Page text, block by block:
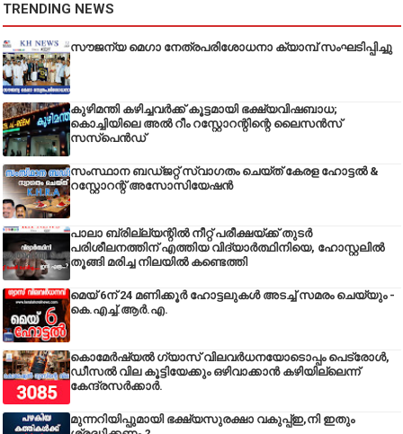
TRENDING NEWS
സൗജന്യ മെഗാ നേത്രപരിശോധനാ ക്യാമ്പ് സംഘടിപ്പിച്ചു
കുഴിമന്തി കഴിച്ചവർക്ക് കൂട്ടമായി ഭക്ഷ്യവിഷബാധ;
കൊച്ചിയിലെ അൽ റീം റസ്റ്റോറന്റിന്റെ ലൈസൻസ്
സസ്പെൻഡ്
സംസ്ഥാന ബഡ്‌ജറ്റ് സ്വാഗതം ചെയ്ത് കേരള ഹോട്ടൽ &
റസ്റ്റോറന്റ് അസോസിയേഷൻ
പാലാ ബ്രില്ല്യന്റിൽ നീറ്റ് പരീക്ഷയ്ക്ക് തുടർ
പരിശീലനത്തിന് എത്തിയ വിദ്യാർത്ഥിനിയെ, ഹോസ്റ്റലിൽ
തൂങ്ങി മരിച്ച നിലയിൽ കണ്ടെത്തി
മെയ് 6ന് 24 മണിക്കൂർ ഹോട്ടലുകൾ അടച്ച് സമരം ചെയ്യും -
കെ.എച്ച്.ആർ.എ.
കൊമേർഷ്യൽ ഗ്യാസ് വിലവർധനയോടൊപ്പം പെട്രോൾ,
ഡീസല്‍ വില കൂട്ടിയേക്കും ഒഴിവാക്കാന്‍ കഴിയില്ലെന്ന്
കേന്ദ്രസര്‍ക്കാര്‍.
മുന്നറിയിപ്പുമായി ഭക്ഷ്യസുരക്ഷാ വകുപ്പ്ഇ,നി ഇതും